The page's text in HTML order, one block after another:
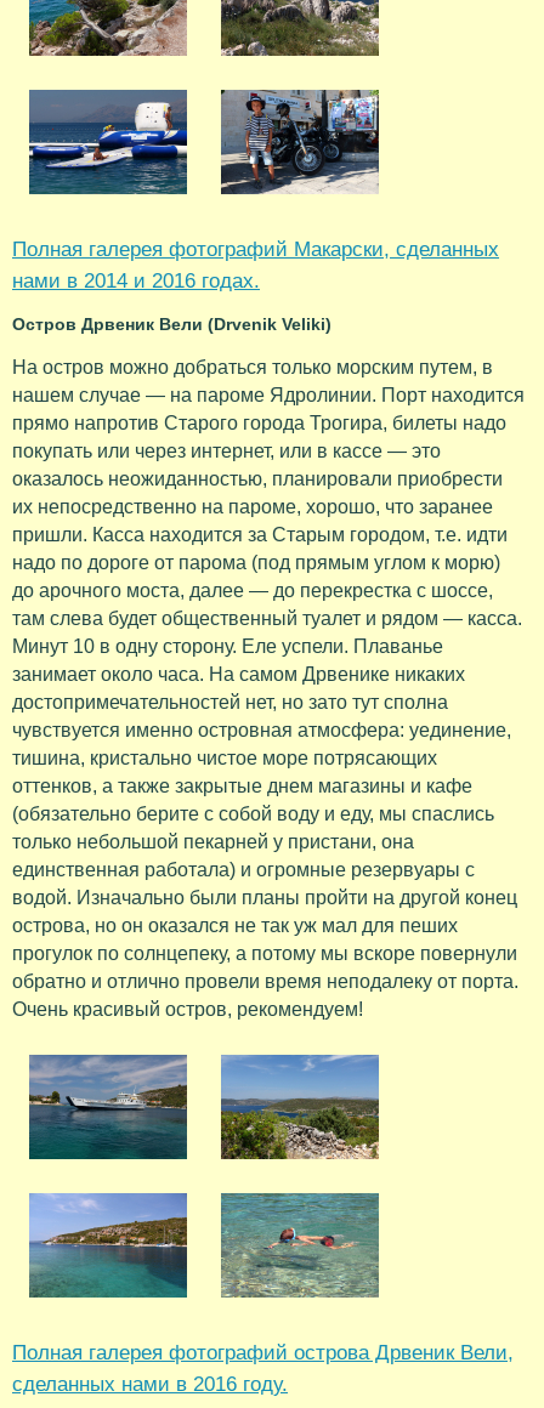
Полная галерея фотографий Макарски, сделанных
нами в 2014 и 2016 годах.
Остров Дрвеник Вели (Drvenik Veliki)
На остров можно добраться только морским путем, в
нашем случае — на пароме Ядролинии. Порт находится
прямо напротив Старого города Трогира, билеты надо
покупать или через интернет, или в кассе — это
оказалось неожиданностью, планировали приобрести
их непосредственно на пароме, хорошо, что заранее
пришли. Касса находится за Старым городом, т.е. идти
надо по дороге от парома (под прямым углом к морю)
до арочного моста, далее — до перекрестка с шоссе,
там слева будет общественный туалет и рядом — касса.
Минут 10 в одну сторону. Еле успели. Плаванье
занимает около часа. На самом Дрвенике никаких
достопримечательностей нет, но зато тут сполна
чувствуется именно островная атмосфера: уединение,
тишина, кристально чистое море потрясающих
оттенков, а также закрытые днем магазины и кафе
(обязательно берите с собой воду и еду, мы спаслись
только небольшой пекарней у пристани, она
единственная работала) и огромные резервуары с
водой. Изначально были планы пройти на другой конец
острова, но он оказался не так уж мал для пеших
прогулок по солнцепеку, а потому мы вскоре повернули
обратно и отлично провели время неподалеку от порта.
Очень красивый остров, рекомендуем!
Полная галерея фотографий острова Дрвеник Вели,
сделанных нами в 2016 году.